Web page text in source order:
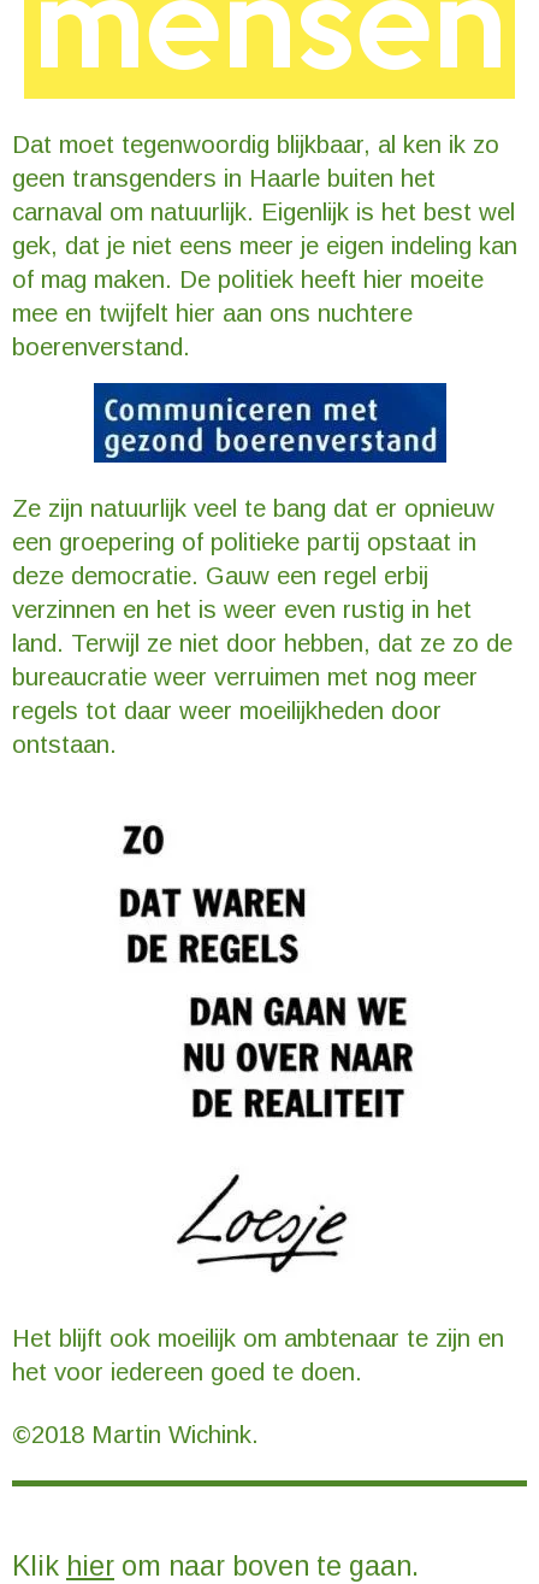
Dat moet tegenwoordig blijkbaar, al ken ik zo
geen transgenders in Haarle buiten het
carnaval om natuurlijk. Eigenlijk is het best wel
gek, dat je niet eens meer je eigen indeling kan
of mag maken. De politiek heeft hier moeite
mee en twijfelt hier aan ons nuchtere
boerenverstand.
Ze zijn natuurlijk veel te bang dat er opnieuw
een groepering of politieke partij opstaat in
deze democratie. Gauw een regel erbij
verzinnen en het is weer even rustig in het
land. Terwijl ze niet door hebben, dat ze zo de
bureaucratie weer verruimen met nog meer
regels tot daar weer moeilijkheden door
ontstaan.
Het blijft ook moeilijk om ambtenaar te zijn en
het voor iedereen goed te doen.
©2018 Martin Wichink.
Klik hier om naar boven te gaan.